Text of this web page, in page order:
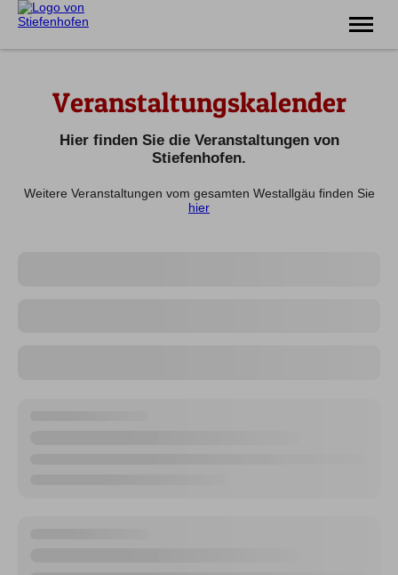
Familie
Unterkünfte
Prospekte
Veranstaltungskalender
Hier finden Sie die Veranstaltungen von
Stiefenhofen.
Weitere Veranstaltungen vom gesamten Westallgäu finden Sie
hier